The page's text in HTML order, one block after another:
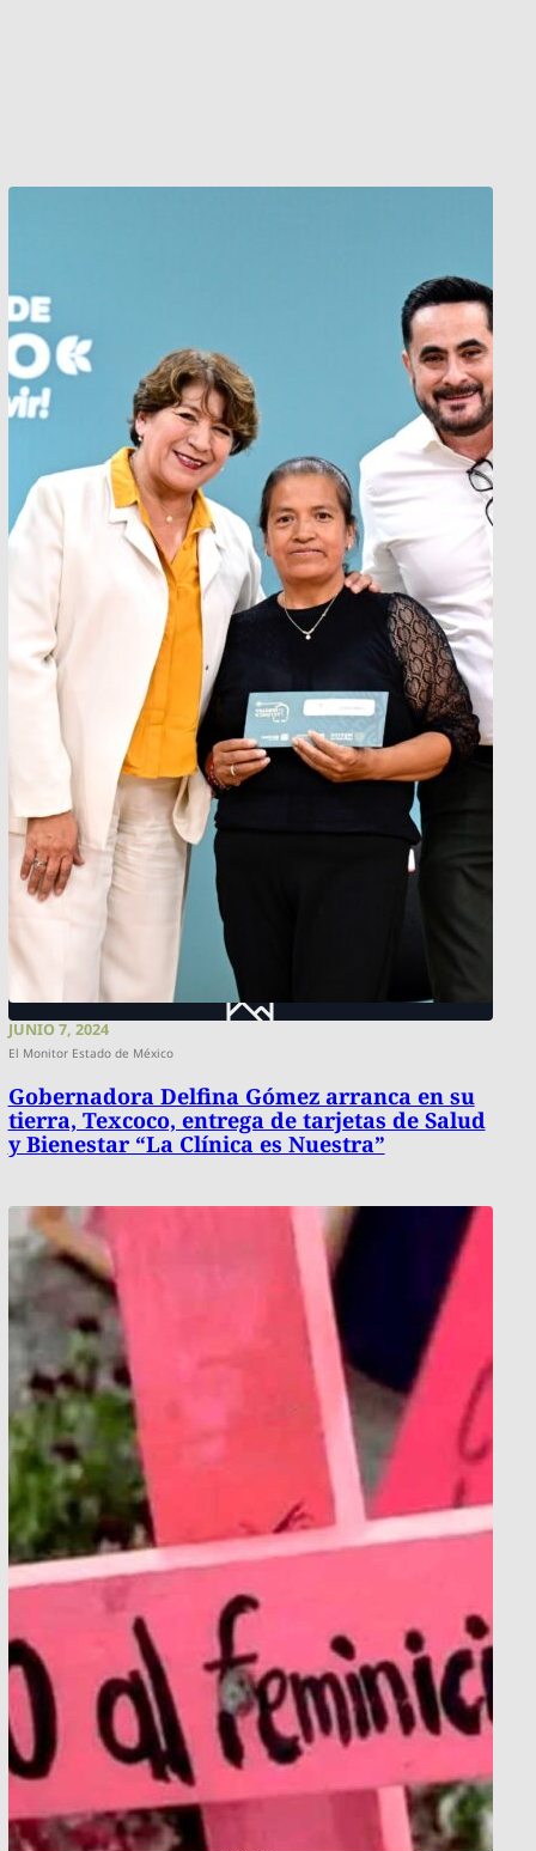
JUNIO 7, 2024
El Monitor Estado de México
Gobernadora Delfina Gómez arranca en su
tierra, Texcoco, entrega de tarjetas de Salud
y Bienestar “La Clínica es Nuestra”